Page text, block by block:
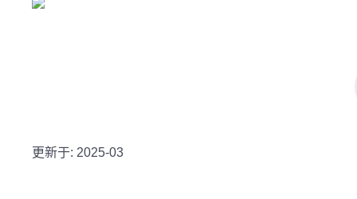
更新于: 2025-03